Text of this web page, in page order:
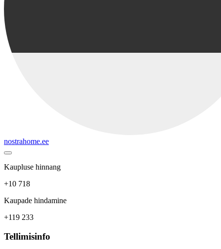
nostrahome.ee
Kaupluse hinnang
+10 718
Kaupade hindamine
+119 233
Tellimisinfo